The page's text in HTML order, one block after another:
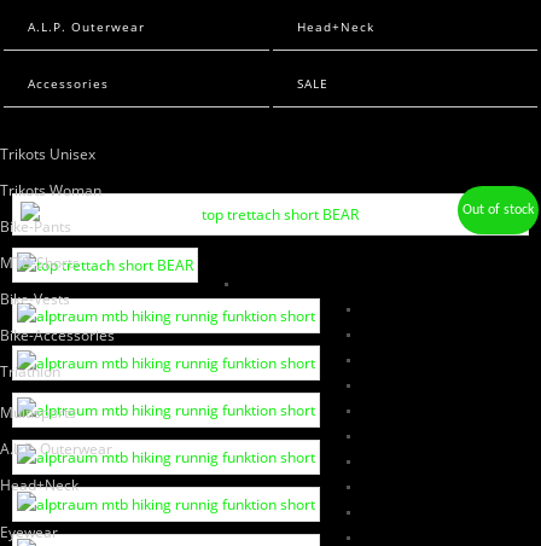
Women Sweats
Bike
Trikots Unisex
Trikots Woman
Bike-Pants
MTB-Shorts
Bike-Vests
Bike-Accessories
Triathlon
Multisports
A.L.P. Outerwear
Head+Neck
Eyewear
A.L.P. Outerwear Head+Neck
Accessories SALE
Out of stock